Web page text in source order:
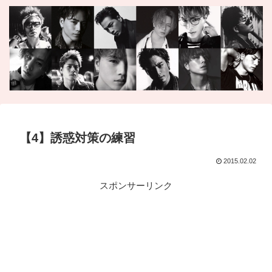
【4】誘惑対策の練習
2015.02.02
スポンサーリンク